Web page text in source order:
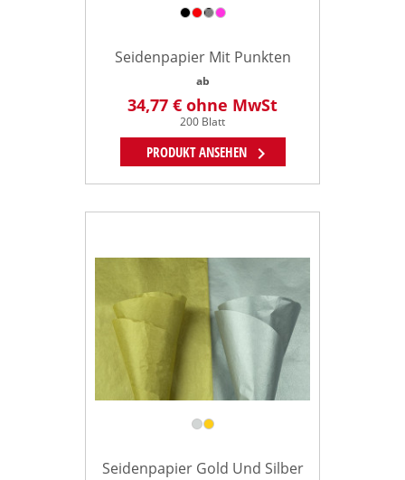
Seidenpapier Mit Punkten
ab
34,77 € ohne MwSt
200 Blatt
PRODUKT ANSEHEN chevron_right
Seidenpapier Gold Und Silber